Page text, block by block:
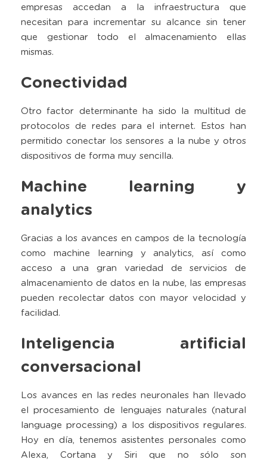
empresas accedan a la infraestructura que
necesitan para incrementar su alcance sin tener
que gestionar todo el almacenamiento ellas
mismas.
Conectividad
Otro factor determinante ha sido la multitud de
protocolos de redes para el internet. Estos han
permitido conectar los sensores a la nube y otros
dispositivos de forma muy sencilla.
Machine learning y
analytics
Gracias a los avances en campos de la tecnología
como machine learning y analytics, así como
acceso a una gran variedad de servicios de
almacenamiento de datos en la nube, las empresas
pueden recolectar datos con mayor velocidad y
facilidad.
Inteligencia artificial
conversacional
Los avances en las redes neuronales han llevado
el procesamiento de lenguajes naturales (natural
language processing) a los dispositivos regulares.
Hoy en día, tenemos asistentes personales como
Alexa, Cortana y Siri que no sólo son